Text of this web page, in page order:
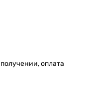
оплата